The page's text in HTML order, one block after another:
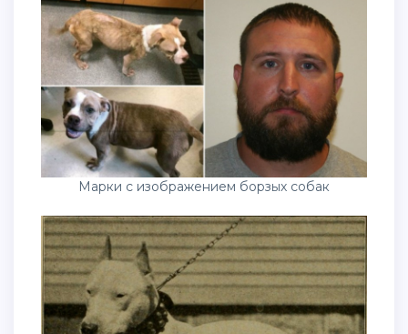
Марки с изображением борзых собак